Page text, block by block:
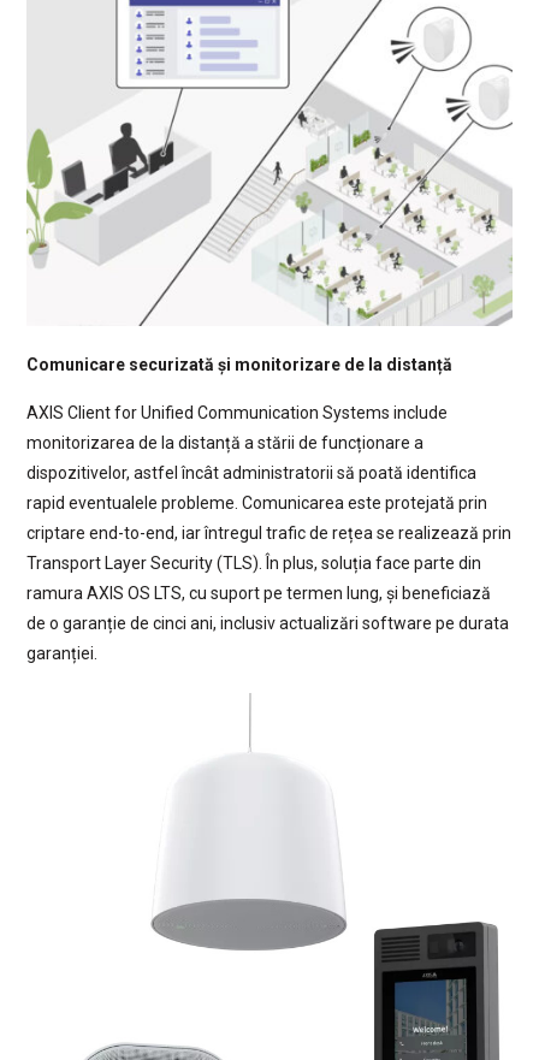
Comunicare securizată și monitorizare de la distanță
AXIS Client for Unified Communication Systems include
monitorizarea de la distanță a stării de funcționare a
dispozitivelor, astfel încât administratorii să poată identifica
rapid eventualele probleme. Comunicarea este protejată prin
criptare end-to-end, iar întregul trafic de rețea se realizează prin
Transport Layer Security (TLS). În plus, soluția face parte din
ramura AXIS OS LTS, cu suport pe termen lung, și beneficiază
de o garanție de cinci ani, inclusiv actualizări software pe durata
garanției.